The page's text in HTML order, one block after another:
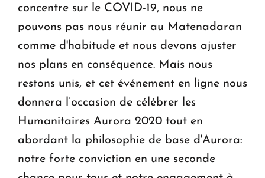
concentre sur le COVID-19, nous ne
pouvons pas nous réunir au Matenadaran
comme d'habitude et nous devons ajuster
nos plans en conséquence. Mais nous
restons unis, et cet événement en ligne nous
donnera l’occasion de célébrer les
Humanitaires Aurora 2020 tout en
abordant la philosophie de base d'Aurora:
notre forte conviction en une seconde